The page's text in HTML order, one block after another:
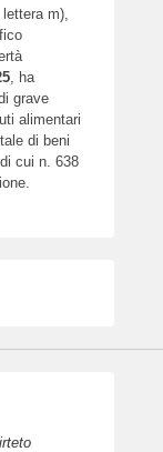
m),
, ha
grave
alimentari
di beni
cui n. 638